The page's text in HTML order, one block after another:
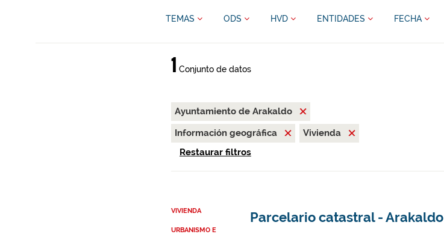
TEMAS ODS HVD ENTIDADES FECHA
1 Conjunto de datos
Ayuntamiento de Arakaldo
Información geográfica
Vivienda
Restaurar filtros
VIVIENDA
URBANISMO E
Parcelario catastral - Arakaldo